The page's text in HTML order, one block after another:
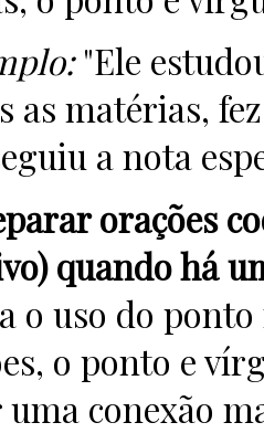
"Ele
as matérias,
a nota
orações
quando há
o uso do
o ponto e
conexão